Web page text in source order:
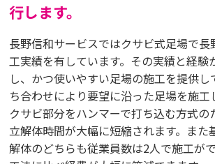
行します。
長野信和サービスではクサビ式足場で
工実績を有しています。その実績と経験
し、かつ使いやすい足場の施工を提供し
ち合わせにより要望に沿った足場を施工
クサビ部分をハンマーで打ち込む方式の
立解体時間が大幅に短縮されます。また
解体のどちらも従業員数は2人で施工が